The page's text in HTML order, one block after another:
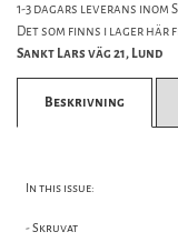
1-3 dagars leverans inom
Det som finns i lager här
Sankt Lars väg 21, Lund
Beskrivning
In this issue:
- Skruvat